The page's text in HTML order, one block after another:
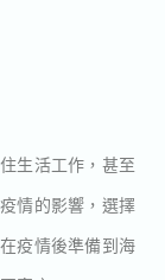
生活工作，甚至
情的影響，選擇
疫情後準備到海